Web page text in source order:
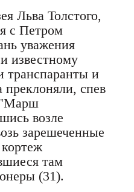
Льва Толстого,
с Петром
уважения
известному
транспаранты и
спев
"Марш
возле
зарешеченные
там
(31).